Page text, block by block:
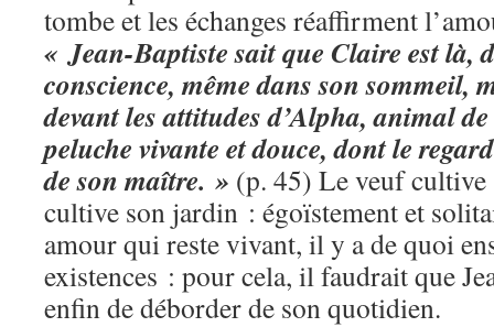
tombe et les échanges réaffirment
« Jean-Baptiste sait que Claire est là,
conscience, même dans son sommeil,
devant les attitudes d’Alpha, animal
peluche vivante et douce, dont le
de son maître. » (p. 45) Le veuf
cultive son jardin : égoïstement et
amour qui reste vivant, il y a de quoi
existences : pour cela, il faudrait que
enfin de déborder de son quotidien.